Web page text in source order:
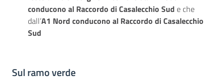
conducono al Raccordo di Casalecchio Sud e che
dall’A1 Nord conducono al Raccordo di Casalecchio
Sud
Sul ramo verde